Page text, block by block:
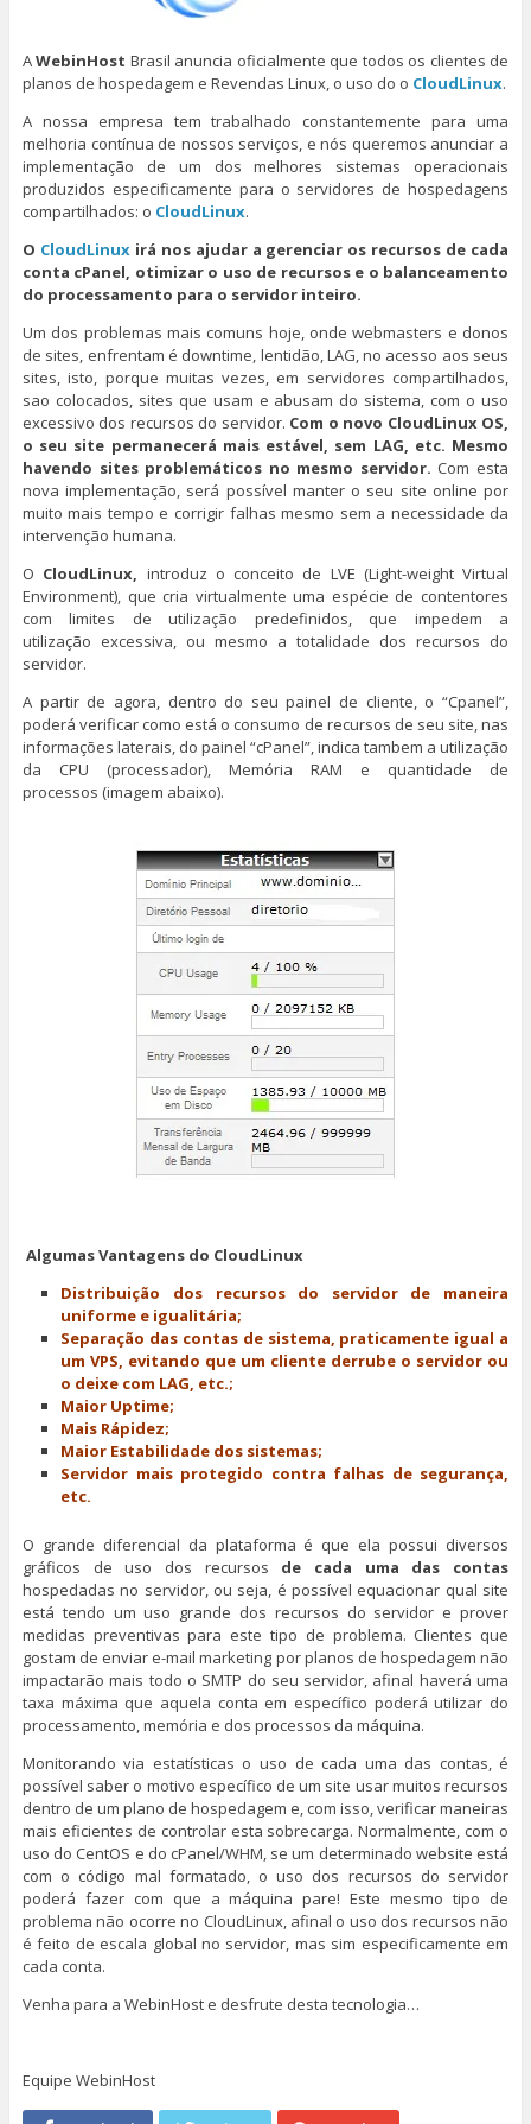
AWebinHost Brasil anuncia oficialmente que todos os clientes de
planos de hospedagem e Revendas Linux, o uso do o CloudLinux.
A nossa empresa tem trabalhado constantemente para uma
melhoria contínua de nossos serviços, e nós queremos anunciar a
implementação de um dos melhores sistemas operacionais
produzidos especificamente para o servidores de hospedagens
compartilhados: o CloudLinux.
O CloudLinuxirá nos ajudar a gerenciar os recursos de cada
conta cPanel, otimizar o uso de recursos e o balanceamento
do processamento para o servidor inteiro.
Um dos problemas mais comuns hoje, onde webmasters e donos
de sites, enfrentam é downtime, lentidão, LAG, no acesso aos seus
sites, isto, porque muitas vezes, em servidores compartilhados,
sao colocados, sites que usam e abusam do sistema, com o uso
excessivo dos recursos do servidor. Com o novo CloudLinux OS,
o seu site permanecerá mais estável, sem LAG, etc. Mesmo
havendo sites problemáticos no mesmo servidor. Com esta
nova implementação, será possível manter o seu site online por
muito mais tempo e corrigir falhas mesmo sem a necessidade da
intervenção humana.
O CloudLinux, introduz o conceito de LVE (Light-weight Virtual
Environment), que cria virtualmente uma espécie de contentores
com limites de utilização predefinidos, que impedem a
utilização excessiva, ou mesmo a totalidade dos recursos do
servidor.
A partir de agora, dentro do seu painel de cliente, o “Cpanel”,
poderá verificar como está o consumo de recursos de seu site, nas
informações laterais, do painel “cPanel”, indica tambem a utilização
da CPU (processador), Memória RAM e quantidade de
processos (imagem abaixo).
Algumas Vantagens do CloudLinux
Distribuição dos recursos do servidor de maneira
uniforme e igualitária;
Separação das contas de sistema, praticamente igual a
um VPS, evitando que um cliente derrube o servidor ou
o deixe com LAG, etc.;
Maior Uptime;
Mais Rápidez;
Maior Estabilidade dos sistemas;
Servidor mais protegido contra falhas de segurança,
etc.
O grande diferencial da plataforma é que ela possui diversos
gráficos de uso dos recursos de cada uma das contas
hospedadas no servidor, ou seja, é possível equacionar qual site
está tendo um uso grande dos recursos do servidor e prover
medidas preventivas para este tipo de problema. Clientes que
gostam de enviar e-mail marketing por planos de hospedagem não
impactarão mais todo o SMTP do seu servidor, afinal haverá uma
taxa máxima que aquela conta em específico poderá utilizar do
processamento, memória e dos processos da máquina.
Monitorando via estatísticas o uso de cada uma das contas, é
possível saber o motivo específico de um site usar muitos recursos
dentro de um plano de hospedagem e, com isso, verificar maneiras
mais eficientes de controlar esta sobrecarga. Normalmente, com o
uso do CentOS e do cPanel/WHM, se um determinado website está
com o código mal formatado, o uso dos recursos do servidor
poderá fazer com que a máquina pare! Este mesmo tipo de
problema não ocorre no CloudLinux, afinal o uso dos recursos não
é feito de escala global no servidor, mas sim especificamente em
cada conta.
Venha para a WebinHost e desfrute desta tecnologia…
Equipe WebinHost